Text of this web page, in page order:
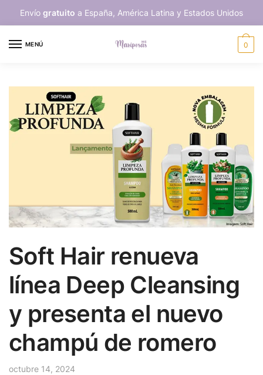
Envío gratuito a España, América Latina y Estados Unidos
MENÚ 0
Soft Hair renueva
línea Deep Cleansing
y presenta el nuevo
champú de romero
octubre 14, 2024